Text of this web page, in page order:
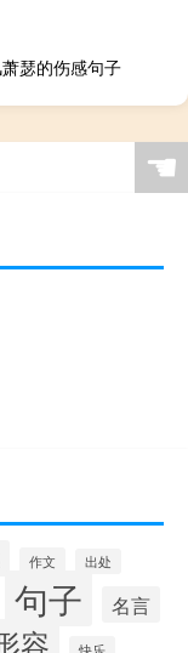
瑟的伤感句子
☚
作文 出处
句子 名言
容